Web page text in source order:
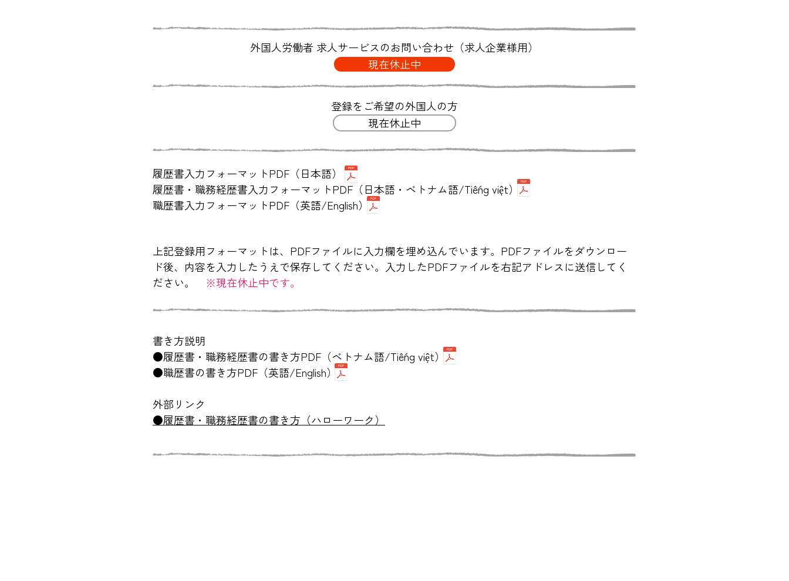
外国人労働者 求人サービスのお問い合わせ（求人企業様用）
現在休止中
登録をご希望の外国人の方
現在休止中
​履歴書入力フォーマットPDF（日本語）
​履歴書・職務経歴書入力フォーマットPDF（日本語・ベトナム語/Tiếng việt）
​職歴書入力フォーマットPDF（英語/English）
上記登録用フォーマットは、PDFファイルに入力欄を埋め込んでいます。PDFファイルをダウンロー
ド後、内容を入力したうえで保存してください。入力したPDFファイルを右記アドレスに送信してく
ださい。
※現在休止中です。
書き方説明
​●履歴書・職務経歴書の書き方PDF（ベトナム語/Tiếng việt）
​●職歴書の書き方PDF（英語/English）
外部リンク
​●履歴書・職務経歴書の書き方（ハローワーク）